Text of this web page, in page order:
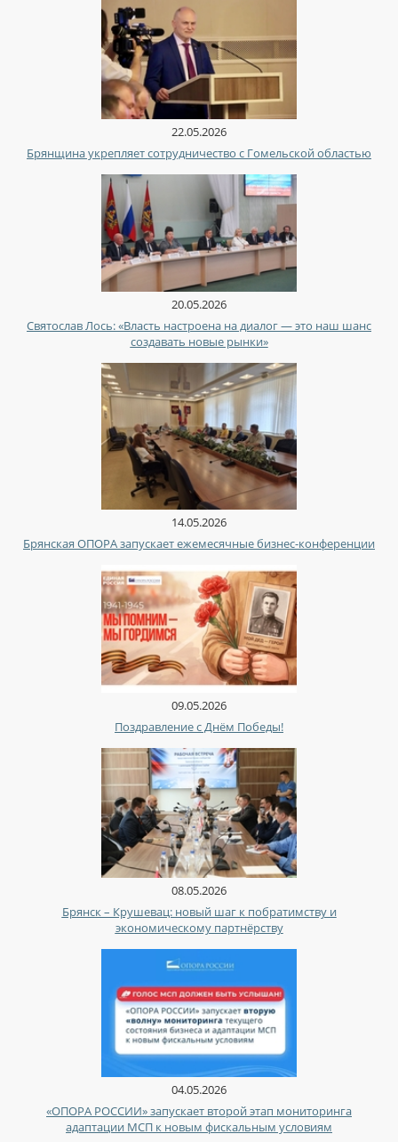
22.05.2026
Брянщина укрепляет сотрудничество с Гомельской областью
20.05.2026
Святослав Лось: «Власть настроена на диалог — это наш шанс
создавать новые рынки»
14.05.2026
Брянская ОПОРА запускает ежемесячные бизнес-конференции
09.05.2026
Поздравление с Днём Победы!
08.05.2026
Брянск – Крушевац: новый шаг к побратимству и
экономическому партнёрству
04.05.2026
«ОПОРА РОССИИ» запускает второй этап мониторинга
адаптации МСП к новым фискальным условиям